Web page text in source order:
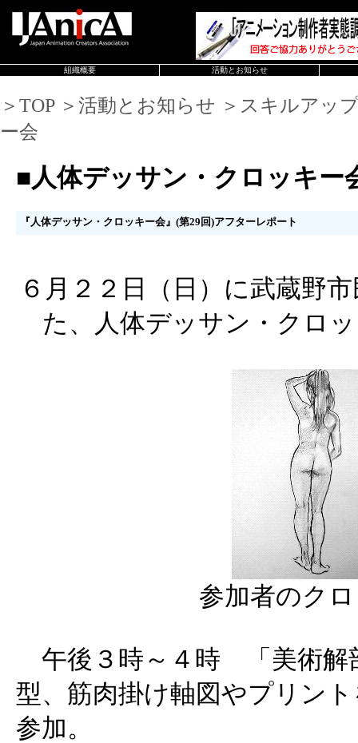
組織概要 活動とお知らせ
＞TOP ＞活動とお知らせ ＞スキルアッ
ー会
■人体デッサン・クロッキー
『人体デッサン・クロッキー会』(第29回)アフターレポート
６月２２日（日）に武蔵野
た、人体デッサン・クロ
参加者のク
午後３時～４時 「美術解
型、筋肉掛け軸図やプリン
参加。